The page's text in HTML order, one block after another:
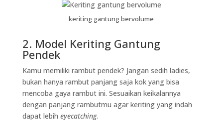
keriting gantung bervolume
2. Model Keriting Gantung
Pendek
Kamu memiliki rambut pendek? Jangan sedih ladies,
bukan hanya rambut panjang saja kok yang bisa
mencoba gaya rambut ini. Sesuaikan keikalannya
dengan panjang rambutmu agar keriting yang indah
dapat lebih eyecatching.